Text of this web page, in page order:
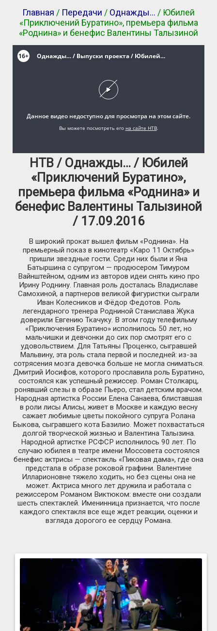
Главная / Передачи / Однажды… / Юбилей
«Приключений Буратино», премьера фильма
«Роднина» и бенефис Валентины Талызиной
НТВ / Однажды… / Юбилей
«Приключений Буратино»,
премьера фильма «Роднина» и
бенефис Валентины Талызиной
/ 17.09.2016
В широкий прокат вышел фильм «Роднина». На
премьерный показ в кинотеатр «Каро 11 Октябрь»
пришли звездные гости. Среди них были и Яна
Батыршина с супругом — продюсером Тимуром
Вайнштейном, одним из авторов идеи снять кино про
Ирину Роднину. Главная роль досталась Владиславе
Самохиной, а партнеров великой фигуристки сыграли
Иван Колесников и Фёдор Федотов. Роль
легендарного тренера Родниной Станислава Жука
доверили Евгению Ткачуку. В этом году телефильму
«Приключения Буратино» исполнилось 50 лет, но
мальчишки и девчонки до сих пор смотрят его с
удовольствием. Для Татьяны Проценко, сыгравшей
Мальвину, эта роль стала первой и последней: из-за
сотрясения мозга девочка больше не могла сниматься.
Дмитрий Иосифов, которого прославила роль Буратино,
состоялся как успешный режиссер. Роман Столкарц,
ронявший слезы в образе Пьеро, стал детским врачом.
Народная артистка России Елена Санаева, блиставшая
в роли лисы Алисы, живет в Москве и каждую весну
сажает любимые цветы покойного супруга Ролана
Быкова, сыгравшего кота Базилио. Может похвастаться
долгой творческой жизнью и Валентина Талызина.
Народной артистке РСФСР исполнилось 90 лет. По
случаю юбилея в театре имени Моссовета состоялся
бенефис актрисы — спектакль «Пиковая дама», где она
предстала в образе роковой графини. Валентине
Илларионовне тяжело ходить, но без сцены она не
может. Актриса много лет дружила и работала с
режиссером Романом Виктюком: вместе они создали
шесть спектаклей. Именинница признается, что после
каждого спектакля все еще ждет реакции, оценки и
взгляда дорогого ее сердцу Романа.